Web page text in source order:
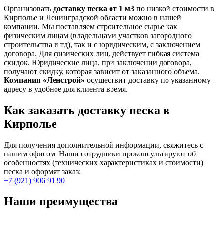
Организовать доставку песка от 1 м3 по низкой стоимости в
Кирполье и Ленинградской области можно в нашей
компании. Мы поставляем строительное сырье как
физическим лицам (владельцами участков загородного
строительства и тд), так и с юридическим, с заключением
договора. Для физических лиц, действует гибкая система
скидок. Юридические лица, при заключении договора,
получают скидку, которая зависит от заказанного объема.
Компания «Ленстрой» осуществит доставку по указанному
адресу в удобное для клиента время.
Как заказать доставку песка в
Кирполье
Для получения дополнительной информации, свяжитесь с
нашим офисом. Наши сотрудники проконсультируют об
особенностях (технических характеристиках и стоимости)
песка и оформят заказ:
+7 (921) 906 91 90
Наши преимущества